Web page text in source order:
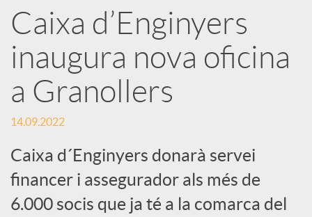
a
r
x
e
s
Caixa d’Enginyers
inaugura nova oficina
a Granollers
14.09.2022
Caixa d´Enginyers donarà servei
financer i assegurador als més de
6.000 socis que ja té a la comarca del